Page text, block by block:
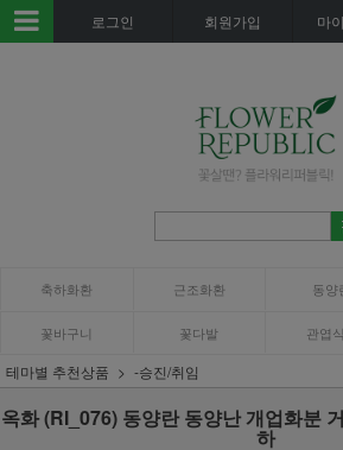
로그인 회원가입 마
축하화환 근조화환 동양
꽃바구니 꽃다발 관엽
테마별 추천상품 -승진/취임
옥화 (RI_076) 동양란 동양난 개업화분
하